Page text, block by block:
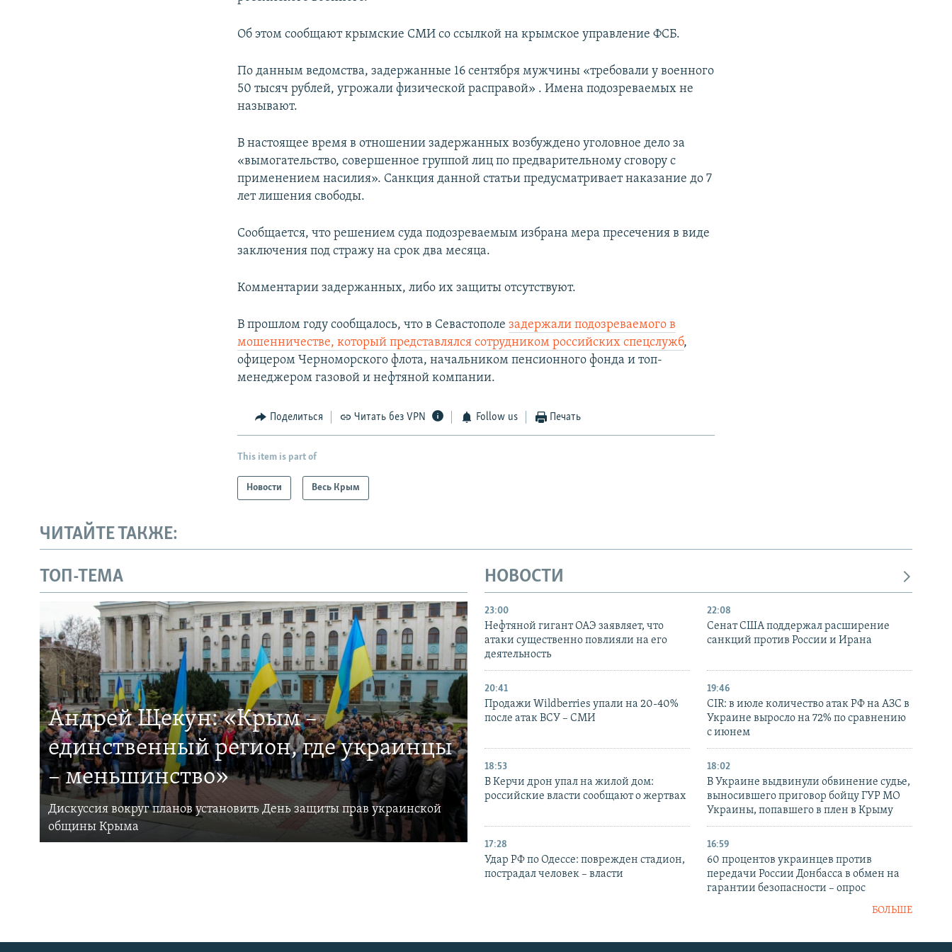
Об этом сообщают крымские СМИ со ссылкой на крымское управление ФСБ.
По данным ведомства, задержанные 16 сентября мужчины «требовали у военного
50 тысяч рублей, угрожали физической расправой» . Имена подозреваемых не
называют.
В настоящее время в отношении задержанных возбуждено уголовное дело за
«вымогательство, совершенное группой лиц по предварительному сговору с
применением насилия». Санкция данной статьи предусматривает наказание до 7
лет лишения свободы.
Сообщается, что решением суда подозреваемым избрана мера пресечения в виде
заключения под стражу на срок два месяца.
Комментарии задержанных, либо их защиты отсутствуют.
В прошлом году сообщалось, что в Севастополезадержали подозреваемого в
мошенничестве, который представлялся сотрудником российских спецслужб,
офицером Черноморского флота, начальником пенсионного фонда и топ-
менеджером газовой и нефтяной компании.
Поделиться Читать без VPN Follow us Печать
This item is part of
Новости Весь Крым
ЧИТАЙТЕ ТАКЖЕ:
ТОП-ТЕМА
Андрей Щекун: «Крым –
единственный регион, где украинцы
– меньшинство»
Дискуссия вокруг планов установить День защиты прав украинской
общины Крыма
НОВОСТИ
23:00
Нефтяной гигант ОАЭ заявляет, что
атаки существенно повлияли на его
деятельность
22:08
Сенат США поддержал расширение
санкций против России и Ирана
20:41
Продажи Wildberries упали на 20-40%
после атак ВСУ – СМИ
19:46
CIR: в июле количество атак РФ на АЗС в
Украине выросло на 72% по сравнению
с июнем
18:53
В Керчи дрон упал на жилой дом:
российские власти сообщают о жертвах
18:02
В Украине выдвинули обвинение судье,
выносившего приговор бойцу ГУР МО
Украины, попавшего в плен в Крыму
17:28
Удар РФ по Одессе: поврежден стадион,
пострадал человек – власти
16:59
60 процентов украинцев против
передачи России Донбасса в обмен на
гарантии безопасности – опрос
БОЛЬШЕ